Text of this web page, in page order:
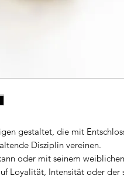
gestaltet, die mit
Disziplin vereinen.
oder mit seinem
Loyalität, Intensität oder der